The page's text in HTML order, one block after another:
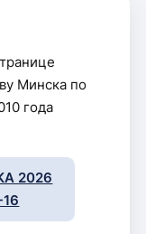
Минска по
года
2026